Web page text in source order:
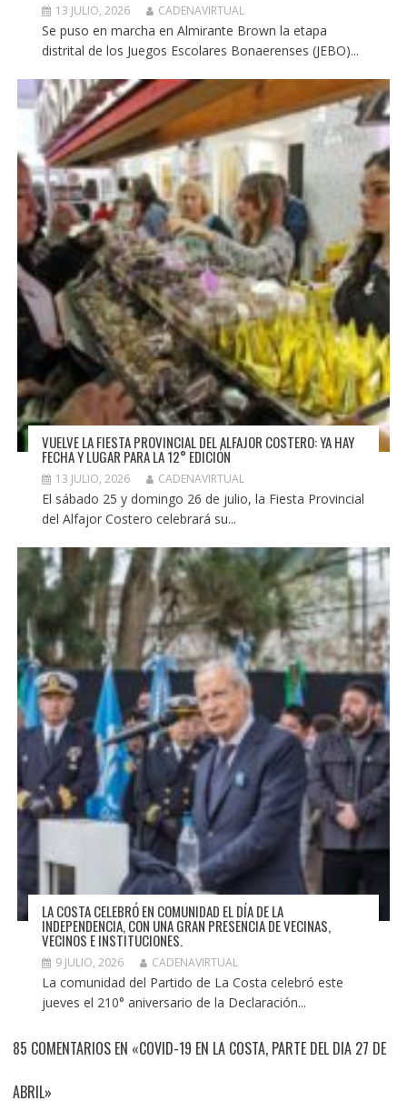
13 JULIO, 2026 CADENAVIRTUAL
Se puso en marcha en Almirante Brown la etapa
distrital de los Juegos Escolares Bonaerenses (JEBO)...
VUELVE LA FIESTA PROVINCIAL DEL ALFAJOR COSTERO: YA HAY
FECHA Y LUGAR PARA LA 12° EDICIÓN
13 JULIO, 2026 CADENAVIRTUAL
El sábado 25 y domingo 26 de julio, la Fiesta Provincial
del Alfajor Costero celebrará su...
LA COSTA CELEBRÓ EN COMUNIDAD EL DÍA DE LA
INDEPENDENCIA, CON UNA GRAN PRESENCIA DE VECINAS,
VECINOS E INSTITUCIONES.
9 JULIO, 2026 CADENAVIRTUAL
La comunidad del Partido de La Costa celebró este
jueves el 210° aniversario de la Declaración...
85 COMENTARIOS EN «COVID-19 EN LA COSTA, PARTE DEL DIA 27 DE
ABRIL»